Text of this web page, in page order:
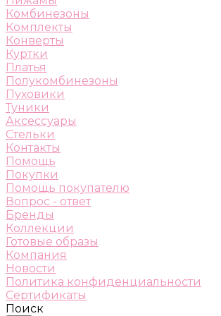
Комбинезоны
Комплекты
Конверты
Куртки
Платья
Полукомбинезоны
Пуховики
Туники
Аксессуары
Стельки
Контакты
Помощь
Покупки
Помощь покупателю
Вопрос - ответ
Бренды
Коллекции
Готовые образы
Компания
Новости
Политика конфиденциальности
Сертификаты
Поиск